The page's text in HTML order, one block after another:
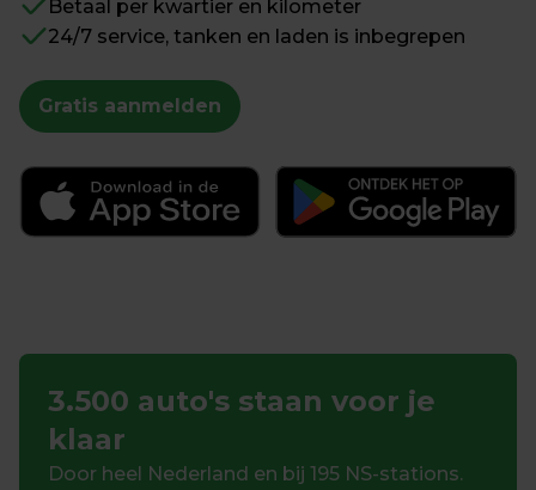
Betaal per kwartier en kilometer
24/7 service, tanken en laden is inbegrepen
Gratis aanmelden
3.500 auto's staan voor je
klaar
Door heel Nederland en bij 195 NS-stations.